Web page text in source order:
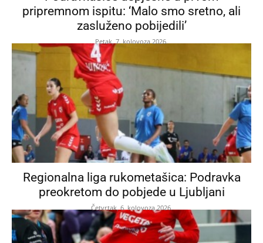
pripremnom ispitu: ‘Malo smo sretno, ali
zasluženo pobijedili’
Petak, 7. kolovoza 2026.
Regionalna liga rukometašica: Podravka
preokretom do pobjede u Ljubljani
Četvrtak, 6. kolovoza 2026.